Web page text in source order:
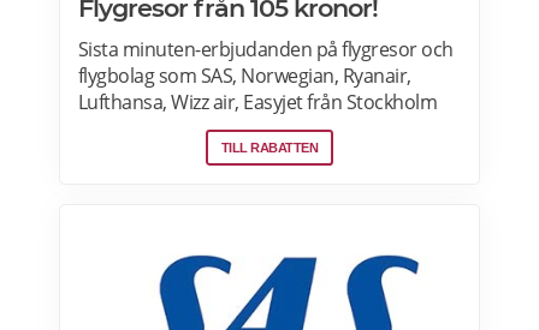
Flygresor från 105 kronor!
Sista minuten-erbjudanden på flygresor och
flygbolag som SAS, Norwegian, Ryanair,
Lufthansa, Wizz air, Easyjet från Stockholm
Arlanda, Bromma och Skavsta flygplatser,
Göteborg Landvetter, Malmö, Köpenhamn
TILL RABATTEN